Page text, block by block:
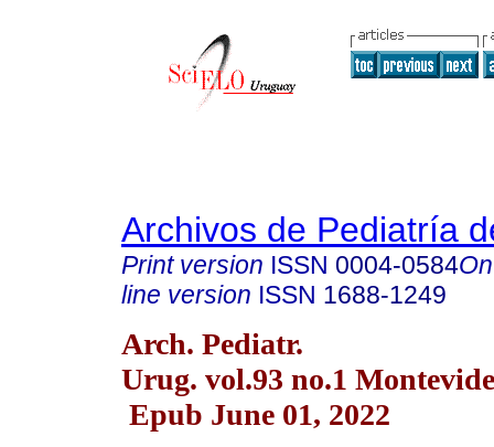
Archivos de Pediatría
Print version ISSN 0004-0584
line version ISSN 1688-1249
Arch. Pediatr.
Urug. vol.93 no.1
Epub June 01, 2022